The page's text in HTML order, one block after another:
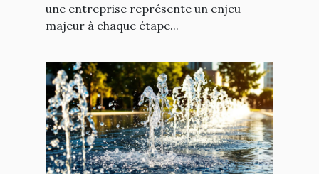
une entreprise représente un enjeu
majeur à chaque étape...